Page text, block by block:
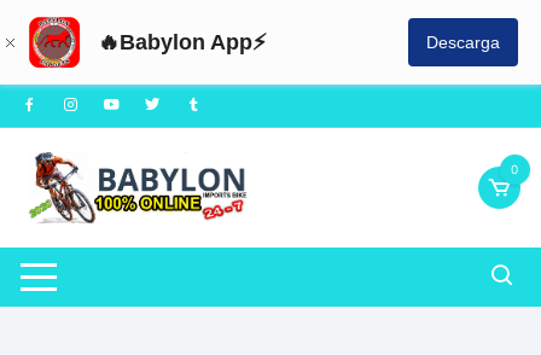
🔥Babylon App⚡ Descarga
Saltar
al
contenido
0